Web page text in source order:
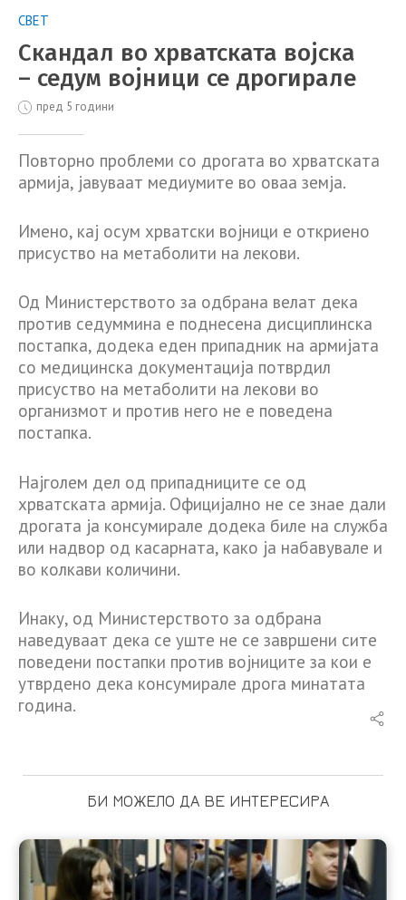
СВЕТ
Скандал во хрватската војска
– седум војници се дрогирале
пред 5 години
Повторно проблеми со дрогата во хрватската
армија, јавуваат медиумите во оваа земја.
Имено, кај осум хрватски војници е откриено
присуство на метаболити на лекови.
Од Министерството за одбрана велат дека
против седуммина е поднесена дисциплинска
постапка, додека еден припадник на армијата
со медицинска документација потврдил
присуство на метаболити на лекови во
организмот и против него не е поведена
постапка.
Најголем дел од припадниците се од
хрватската армија. Официјално не се знае дали
дрогата ја консумирале додека биле на служба
или надвор од касарната, како ја набавувале и
во колкави количини.
Инаку, од Министерството за одбрана
наведуваат дека се уште не се завршени сите
поведени постапки против војниците за кои е
утврдено дека консумирале дрога минатата
година.
БИ МОЖЕЛО ДА ВЕ ИНТЕРЕСИРА